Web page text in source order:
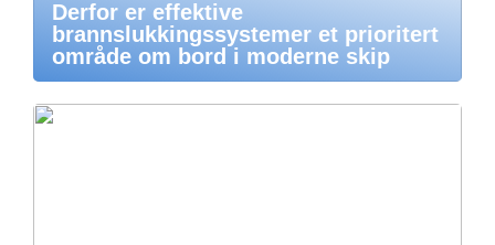
Derfor er effektive
brannslukkingssystemer et prioritert
område om bord i moderne skip